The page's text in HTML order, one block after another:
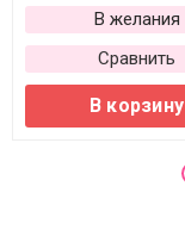
В желания
Сравнить
В корзину